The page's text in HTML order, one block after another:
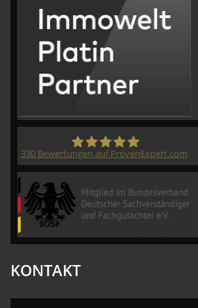
330 Bewertungen auf ProvenExpert.com
KONTAKT